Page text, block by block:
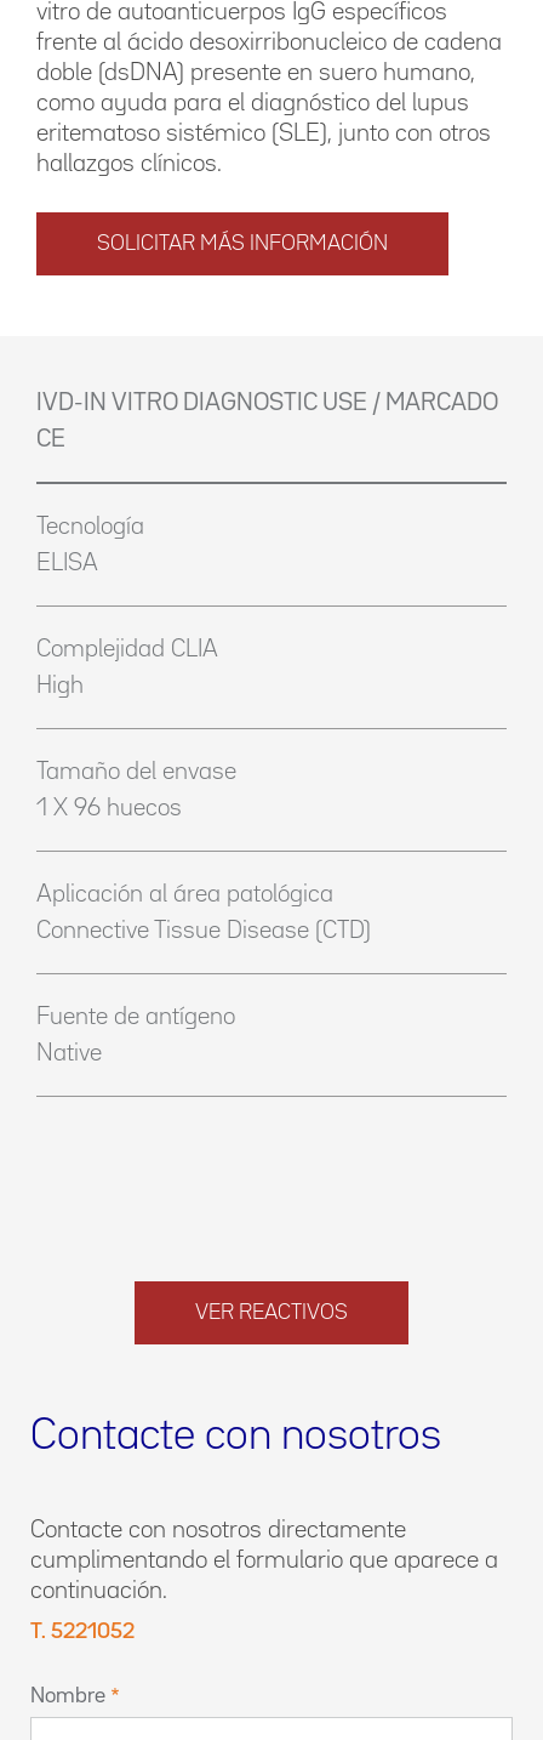
vitro de autoanticuerpos IgG específicos
frente al ácido desoxirribonucleico de cadena
doble (dsDNA) presente en suero humano,
como ayuda para el diagnóstico del lupus
eritematoso sistémico (SLE), junto con otros
hallazgos clínicos.
SOLICITAR MÁS INFORMACIÓN
IVD-IN VITRO DIAGNOSTIC USE / MARCADO
CE
Tecnología
ELISA
Complejidad CLIA
High
Tamaño del envase
1 X 96 huecos
Aplicación al área patológica
Connective Tissue Disease (CTD)
Fuente de antígeno
Native
VER REACTIVOS
Contacte con nosotros
Contacte con nosotros directamente
cumplimentando el formulario que aparece a
continuación.
T. 5221052
Nombre